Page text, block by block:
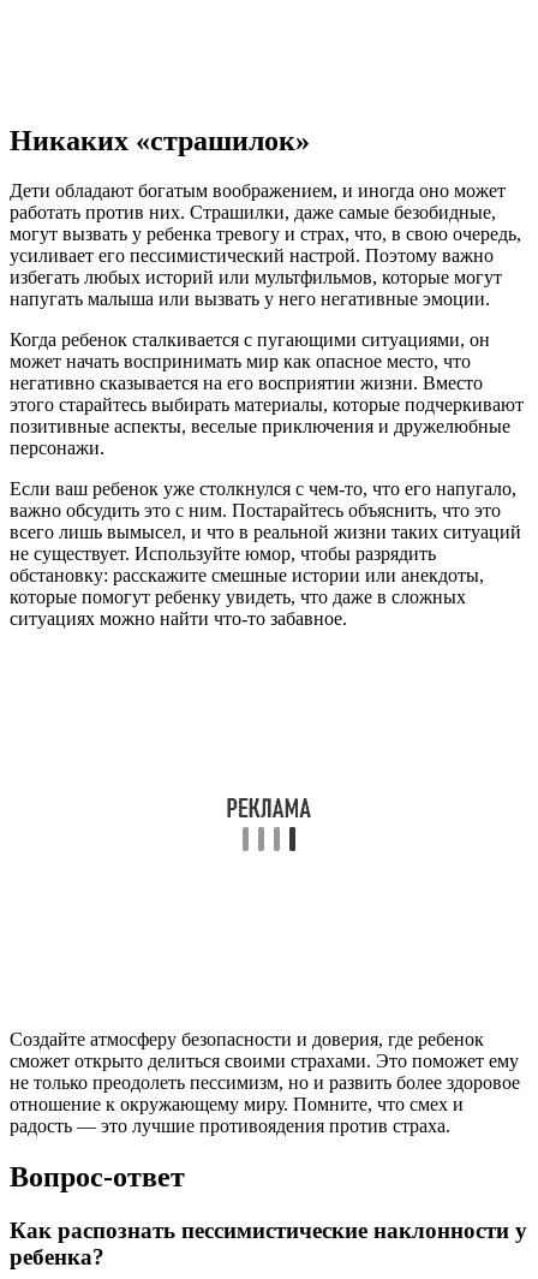
Никаких «страшилок»
Дети обладают богатым воображением, и иногда оно может
работать против них. Страшилки, даже самые безобидные,
могут вызвать у ребенка тревогу и страх, что, в свою очередь,
усиливает его пессимистический настрой. Поэтому важно
избегать любых историй или мультфильмов, которые могут
напугать малыша или вызвать у него негативные эмоции.
Когда ребенок сталкивается с пугающими ситуациями, он
может начать воспринимать мир как опасное место, что
негативно сказывается на его восприятии жизни. Вместо
этого старайтесь выбирать материалы, которые подчеркивают
позитивные аспекты, веселые приключения и дружелюбные
персонажи.
Если ваш ребенок уже столкнулся с чем-то, что его напугало,
важно обсудить это с ним. Постарайтесь объяснить, что это
всего лишь вымысел, и что в реальной жизни таких ситуаций
не существует. Используйте юмор, чтобы разрядить
обстановку: расскажите смешные истории или анекдоты,
которые помогут ребенку увидеть, что даже в сложных
ситуациях можно найти что-то забавное.
Создайте атмосферу безопасности и доверия, где ребенок
сможет открыто делиться своими страхами. Это поможет ему
не только преодолеть пессимизм, но и развить более здоровое
отношение к окружающему миру. Помните, что смех и
радость — это лучшие противоядения против страха.
Вопрос-ответ
Как распознать пессимистические наклонности у
ребенка?